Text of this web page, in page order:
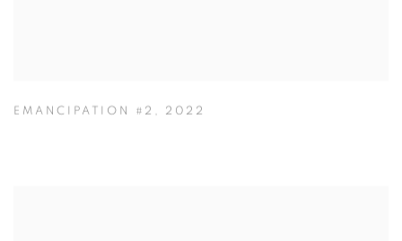
EMANCIPATION #2 2022